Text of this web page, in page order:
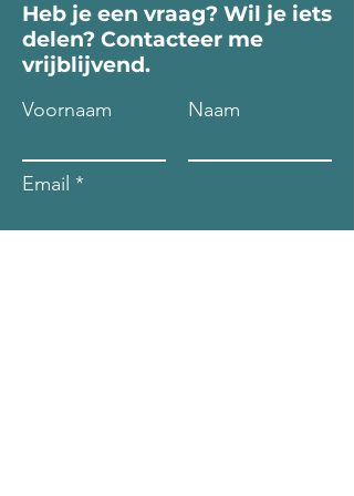
Heb je een vraag? Wil je iets
delen? Contacteer me
vrijblijvend.
Voornaam Naam
Email